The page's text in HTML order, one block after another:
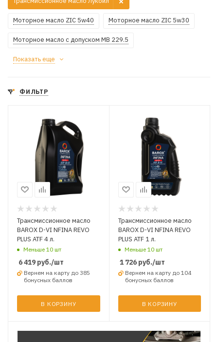
Моторное масло ZIC 5w40 Моторное масло ZIC 5w30
Моторное масло с допуском MB 229.5
Показать еще
ФИЛЬТР
Трансмиссионное масло
BAROX D-VI NFINA REVO
PLUS ATF 4 л.
Меньше 10 шт
6 419 руб./шт
Вернем на карту до 385
бонусных баллов
В КОРЗИНУ
Трансмиссионное масло
BAROX D-VI NFINA REVO
PLUS ATF 1 л.
Меньше 10 шт
1 726руб./шт
Вернем на карту до 104
бонусных баллов
В КОРЗИНУ